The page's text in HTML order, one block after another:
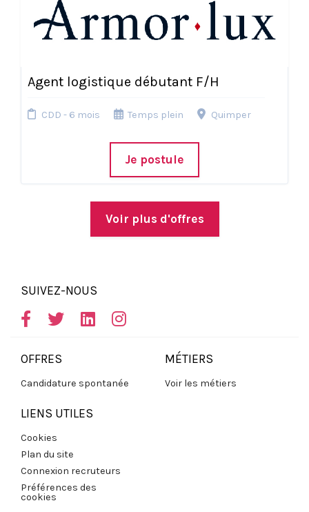
Agent logistique débutant F/H
CDD - 6 mois Temps plein Quimper
Je postule
Voir plus d'offres
SUIVEZ-NOUS
OFFRES
Candidature spontanée
MÉTIERS
Voir les métiers
LIENS UTILES
Cookies
Plan du site
Connexion recruteurs
Préférences des
cookies